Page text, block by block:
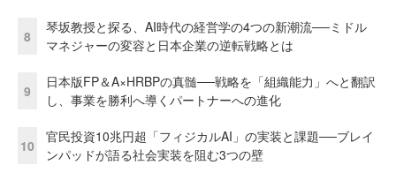
8
琴坂教授と探る、AI時代の経営学の4つの新潮流──ミドル
マネジャーの変容と日本企業の逆転戦略とは
9
日本版FP＆A×HRBPの真髄──戦略を「組織能力」へと翻訳
し、事業を勝利へ導くパートナーへの進化
10
官民投資10兆円超「フィジカルAI」の実装と課題──ブレイ
ンパッドが語る社会実装を阻む3つの壁